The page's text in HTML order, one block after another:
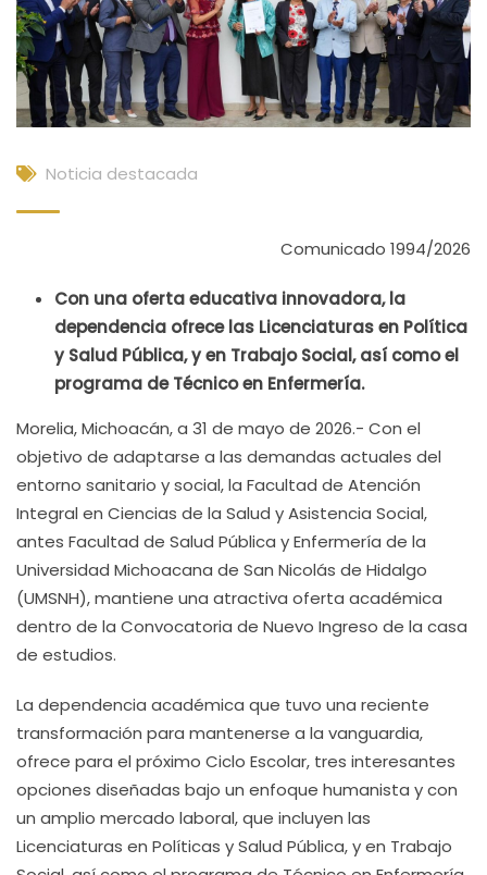
Noticia destacada
Comunicado 1994/2026
Con una oferta educativa innovadora, la
dependencia ofrece las Licenciaturas en Política
y Salud Pública, y en Trabajo Social, así como el
programa de Técnico en Enfermería.
Morelia, Michoacán, a 31 de mayo de 2026.- Con el
objetivo de adaptarse a las demandas actuales del
entorno sanitario y social, la Facultad de Atención
Integral en Ciencias de la Salud y Asistencia Social,
antes Facultad de Salud Pública y Enfermería de la
Universidad Michoacana de San Nicolás de Hidalgo
(UMSNH), mantiene una atractiva oferta académica
dentro de la Convocatoria de Nuevo Ingreso de la casa
de estudios.
La dependencia académica que tuvo una reciente
transformación para mantenerse a la vanguardia,
ofrece para el próximo Ciclo Escolar, tres interesantes
opciones diseñadas bajo un enfoque humanista y con
un amplio mercado laboral, que incluyen las
Licenciaturas en Políticas y Salud Pública, y en Trabajo